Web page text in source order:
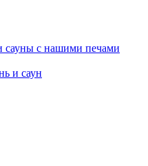
сауны с нашими печами
и саун